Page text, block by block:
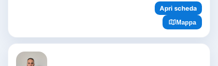
Apri scheda
Mappa